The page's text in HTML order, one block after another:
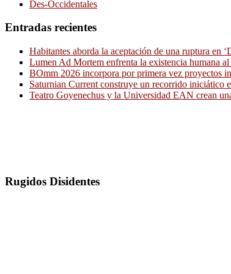
Des-Occidentales
Entradas recientes
Habitantes aborda la aceptación de una ruptura en
Lumen Ad Mortem enfrenta la existencia humana al
BOmm 2026 incorpora por primera vez proyectos
Saturnian Current construye un recorrido iniciático
Teatro Goyenechus y la Universidad EAN crean
Rugidos Disidentes